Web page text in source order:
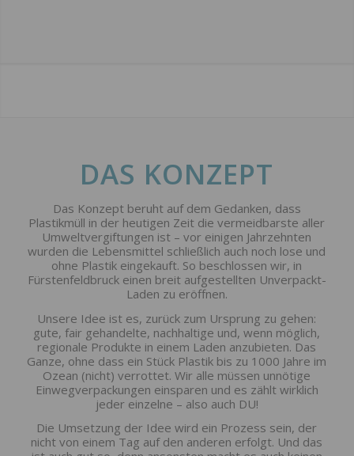
DAS KONZEPT
Das Konzept beruht auf dem Gedanken, dass
Plastikmüll in der heutigen Zeit die vermeidbarste aller
Umweltvergiftungen ist – vor einigen Jahrzehnten
wurden die Lebensmittel schließlich auch noch lose und
ohne Plastik eingekauft. So beschlossen wir, in
Fürstenfeldbruck einen breit aufgestellten Unverpackt-
Laden zu eröffnen.
Unsere Idee ist es, zurück zum Ursprung zu gehen:
gute, fair gehandelte, nachhaltige und, wenn möglich,
regionale Produkte in einem Laden anzubieten. Das
Ganze, ohne dass ein Stück Plastik bis zu 1000 Jahre im
Ozean (nicht) verrottet. Wir alle müssen unnötige
Einwegverpackungen einsparen und es zählt wirklich
jeder einzelne – also auch DU!
Die Umsetzung der Idee wird ein Prozess sein, der
nicht von einem Tag auf den anderen erfolgt. Und das